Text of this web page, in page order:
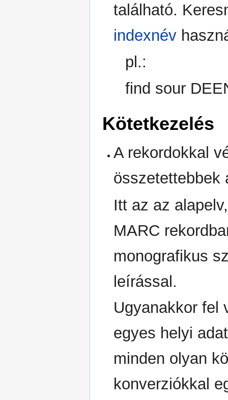
található.
indexnév
pl.:
find sour
Kötetkezelés
A rekordokkal
összetettebbek
Itt az az
MARC
monografikus
leírással.
Ugyanakkor fel
egyes helyi
minden olyan
konverziókkal